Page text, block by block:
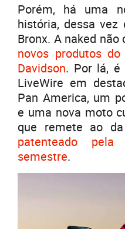
Porém, há uma
história, dessa vez
Bronx. A naked
novos produtos
Davidson. Por lá, é
LiveWire em
Pan America, um
e uma nova moto
que remete ao da
patenteado
semestre.